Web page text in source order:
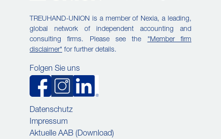
TREUHAND-UNION is a member of Nexia, a leading,
global network of independent accounting and
consulting firms. Please see the "Member firm
disclaimer" for further details.
Datenschutz
Impressum
Aktuelle AAB (Download)
Folgen Sie uns